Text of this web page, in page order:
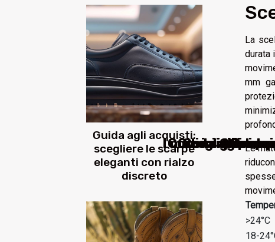
Guida agli acquisti:
scegliere le scarpe
eleganti con rialzo
discreto
La
durata
mm
Le
>24°C
18-
Consigli per
Guida
Guida agliGuida
Consigli per
I materiali